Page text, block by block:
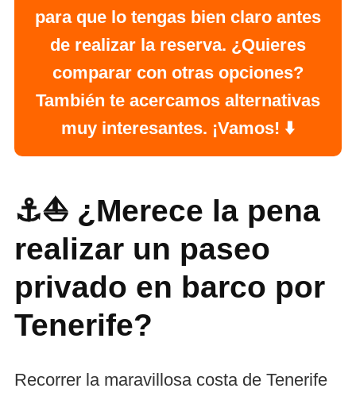
para que lo tengas bien claro antes
de realizar la reserva. ¿Quieres
comparar con otras opciones?
También te acercamos alternativas
muy interesantes. ¡Vamos! ⬇️
⚓⛵ ¿Merece la pena
realizar un paseo
privado en barco por
Tenerife?
Recorrer la maravillosa costa de Tenerife